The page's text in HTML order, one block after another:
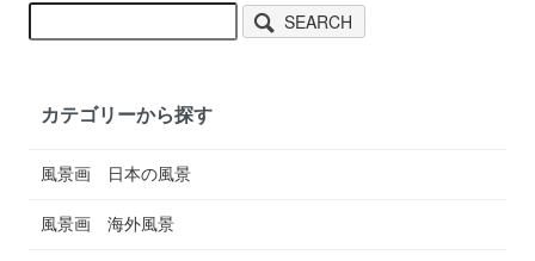
SEARCH
カテゴリーから探す
風景画 日本の風景
風景画 海外風景